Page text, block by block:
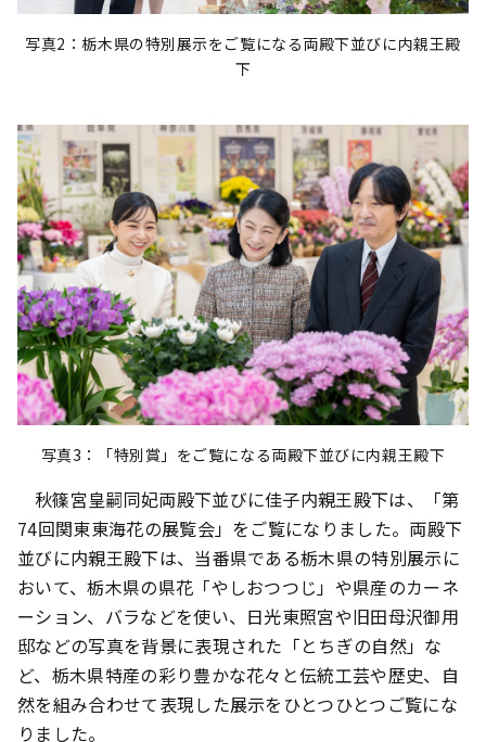
写真2：栃木県の特別展示をご覧になる両殿下並びに内親王殿
下
写真3：「特別賞」をご覧になる両殿下並びに内親王殿下
秋篠宮皇嗣同妃両殿下並びに佳子内親王殿下は、「第
74回関東東海花の展覧会」をご覧になりました。両殿下
並びに内親王殿下は、当番県である栃木県の特別展示に
おいて、栃木県の県花「やしおつつじ」や県産のカーネ
ーション、バラなどを使い、日光東照宮や旧田母沢御用
邸などの写真を背景に表現された「とちぎの自然」な
ど、栃木県特産の彩り豊かな花々と伝統工芸や歴史、自
然を組み合わせて表現した展示をひとつひとつご覧にな
りました。